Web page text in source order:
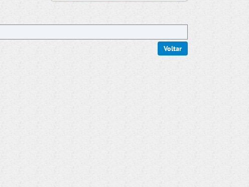
Voltar